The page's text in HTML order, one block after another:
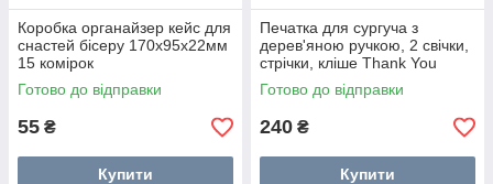
Коробка органайзер кейс для
снастей бісеру 170x95x22мм
15 комірок
Готово до відправки
55 ₴
Купити
Печатка для сургуча з
дерев'яною ручкою, 2 свічки,
стрічки, кліше Thank You
Готово до відправки
240 ₴
Купити